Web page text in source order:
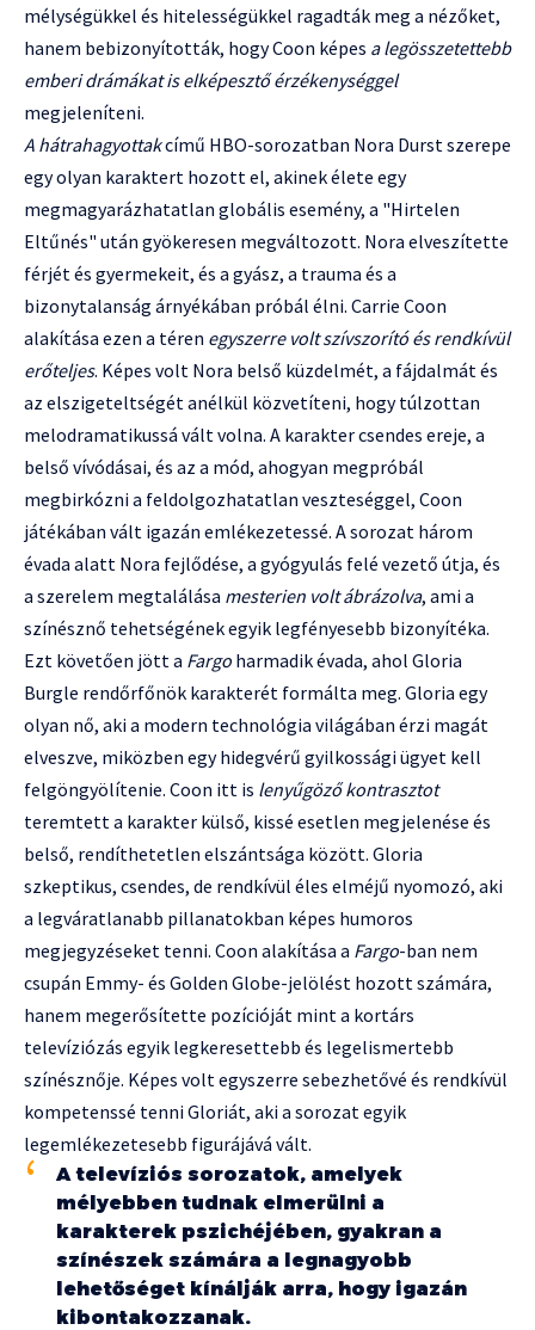
mélységükkel és hitelességükkel ragadták meg a nézőket,
hanem bebizonyították, hogy Coon képes a legösszetettebb
emberi drámákat is elképesztő érzékenységgel
megjeleníteni.
A hátrahagyottakcímű HBO-sorozatban Nora Durst szerepe
egy olyan karaktert hozott el, akinek élete egy
megmagyarázhatatlan globális esemény, a "Hirtelen
Eltűnés" után gyökeresen megváltozott. Nora elveszítette
férjét és gyermekeit, és a gyász, a trauma és a
bizonytalanság árnyékában próbál élni. Carrie Coon
alakítása ezen a téren egyszerre volt szívszorító és rendkívül
erőteljes. Képes volt Nora belső küzdelmét, a fájdalmát és
az elszigeteltségét anélkül közvetíteni, hogy túlzottan
melodramatikussá vált volna. A karakter csendes ereje, a
belső vívódásai, és az a mód, ahogyan megpróbál
megbirkózni a feldolgozhatatlan veszteséggel, Coon
játékában vált igazán emlékezetessé. A sorozat három
évada alatt Nora fejlődése, a gyógyulás felé vezető útja, és
a szerelem megtalálása mesterien volt ábrázolva, ami a
színésznő tehetségének egyik legfényesebb bizonyítéka.
Ezt követően jött a Fargo harmadik évada, ahol Gloria
Burgle rendőrfőnök karakterét formálta meg. Gloria egy
olyan nő, aki a modern technológia világában érzi magát
elveszve, miközben egy hidegvérű gyilkossági ügyet kell
felgöngyölítenie. Coon itt is lenyűgöző kontrasztot
teremtett a karakter külső, kissé esetlen megjelenése és
belső, rendíthetetlen elszántsága között. Gloria
szkeptikus, csendes, de rendkívül éles elméjű nyomozó, aki
a legváratlanabb pillanatokban képes humoros
megjegyzéseket tenni. Coon alakítása a Fargo-ban nem
csupán Emmy- és Golden Globe-jelölést hozott számára,
hanem megerősítette pozícióját mint a kortárs
televíziózás egyik legkeresettebb és legelismertebb
színésznője. Képes volt egyszerre sebezhetővé és rendkívül
kompetenssé tenni Gloriát, aki a sorozat egyik
legemlékezetesebb figurájává vált.
A televíziós sorozatok, amelyek
mélyebben tudnak elmerülni a
karakterek pszichéjében, gyakran a
színészek számára a legnagyobb
lehetőséget kínálják arra, hogy igazán
kibontakozzanak.